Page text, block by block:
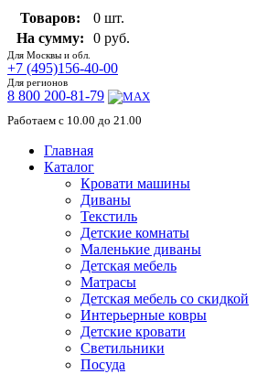
Товаров:
0 шт.
На сумму:
0 руб.
Для Москвы и обл.
+7 (495)156-40-00
Для регионов
8 800 200-81-79
Работаем с 10.00 до 21.00
Главная
Каталог
Кровати машины
Диваны
Текстиль
Детские комнаты
Маленькие диваны
Детская мебель
Матрасы
Детская мебель со скидкой
Интерьерные ковры
Детские кровати
Светильники
Посуда